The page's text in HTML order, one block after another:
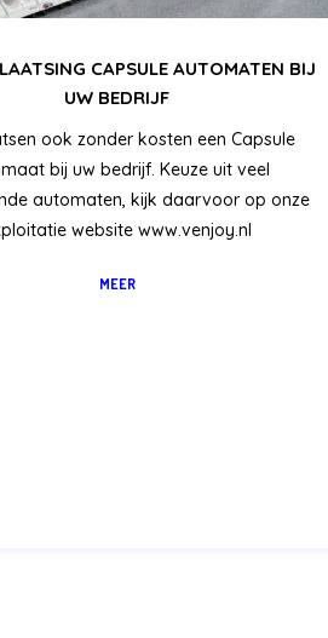
CAPSULE AUTOMATEN BIJ
UW BEDRIJF
ook zonder kosten een Capsule
bij uw bedrijf. Keuze uit veel
automaten, kijk daarvoor op onze
website www.venjoy.nl
MEER